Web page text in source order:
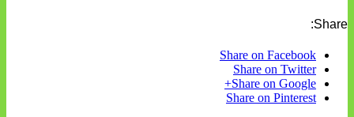
Share:
Share on Facebook
Share on Twitter
Share on Google+
Share on Pinterest